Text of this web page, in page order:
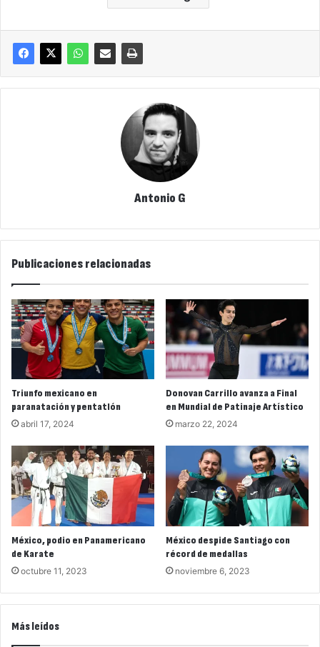
Antonio G
Publicaciones relacionadas
Triunfo mexicano en
paranatación y pentatlón
abril 17, 2024
Donovan Carrillo avanza a Final
en Mundial de Patinaje Artístico
marzo 22, 2024
México, podio en Panamericano
de Karate
octubre 11, 2023
México despide Santiago con
récord de medallas
noviembre 6, 2023
Más leídos